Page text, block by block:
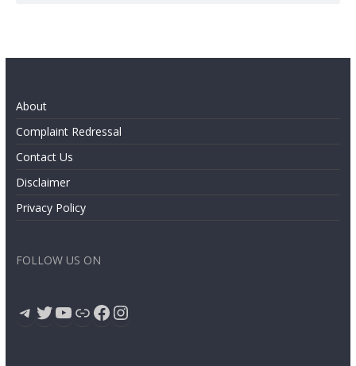
About
Complaint Redressal
Contact Us
Disclaimer
Privacy Policy
FOLLOW US ON
Telegram
Twitter
YouTube
LinkFacebook
Instagram